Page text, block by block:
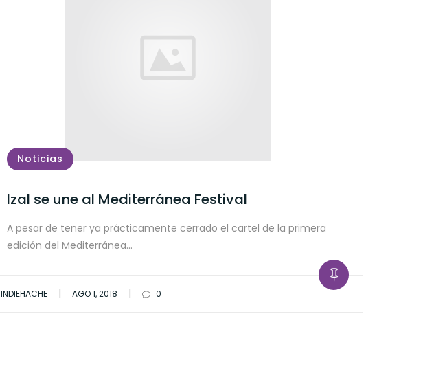
Noticias
Izal se une al Mediterránea Festival
A pesar de tener ya prácticamente cerrado el cartel de la primera
edición del Mediterránea…
INDIEHACHE | AGO 1, 2018 | 0